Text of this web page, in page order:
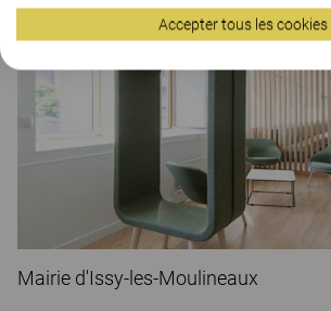
Mairie d'Issy-les-Moulineaux
Accepter tous les cookies